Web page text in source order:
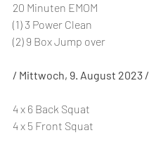
20 Minuten EMOM
(1) 3 Power Clean
(2) 9 Box Jump over
/ Mittwoch, 9. August 2023 /
4 x 6 Back Squat
4 x 5 Front Squat